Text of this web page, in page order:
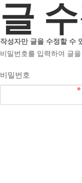
글
작성자만 글을 수정할 수
비밀번호를 입력하여 글
비밀번호